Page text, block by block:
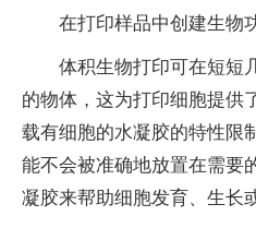
在打印样品中创建生物
体积生物打印可在短短
的物体，这为打印细胞提供
载有细胞的水凝胶的特性限
能不会被准确地放置在需要
凝胶来帮助细胞发育、生长